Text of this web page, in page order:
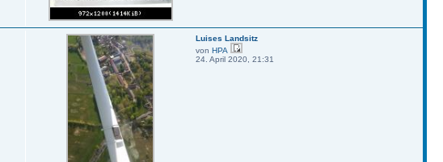
Luises Landsitz
von HPA
24. April 2020, 21:31